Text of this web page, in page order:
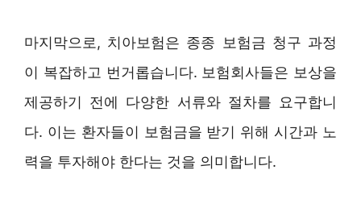
마지막으로, 치아보험은 종종 보험금 청구 과정
이 복잡하고 번거롭습니다. 보험회사들은 보상을
제공하기 전에 다양한 서류와 절차를 요구합니
다. 이는 환자들이 보험금을 받기 위해 시간과 노
력을 투자해야 한다는 것을 의미합니다.